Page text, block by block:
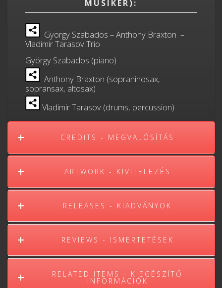
MUSIKER):
György Szabados – Anthony Braxton –
Vladimir Tarasov Trio
György Szabados (piano)
Anthony Braxton (sopraninosax,
sopransax, altosax)
Vladimir Tarasov (drums, percussion)
CREDITS - MEGVALÓSÍTÁS
ARTWORK - KIVITELEZÉS
RELEASES - KIADVÁNYOK
REVIEWS - ISMERTETÉSEK
RELATED ITEMS - KIEGÉSZÍTŐ
INFORMÁCIÓK